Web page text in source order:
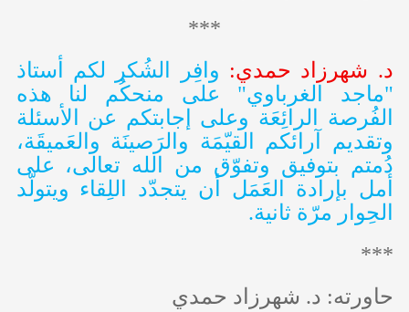
***
د. شهرزاد حمدي: وافِر الشُكر لكم أستاذ
"ماجد الغرباوي" على منحكُم لنا هذه
الفُرصة الرائِعَة وعلى إجابتكم عن الأسئلة
وتقديم آرائكم القيّمَة والرَصينَة والعَميقَة،
دُمتم بتوفيق وتفوّق من الله تعالى، على
أمل بإرادة العَمَل أن يتجدّد اللِقاء ويتولّد
الحِوار مرّة ثانية.
***
حاورته: د. شهرزاد حمدي